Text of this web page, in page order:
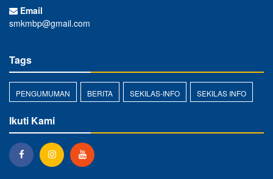
Email
smkmbp@gmail.com
Tags
PENGUMUMAN BERITA SEKILAS-INFO SEKILAS INFO
Ikuti Kami